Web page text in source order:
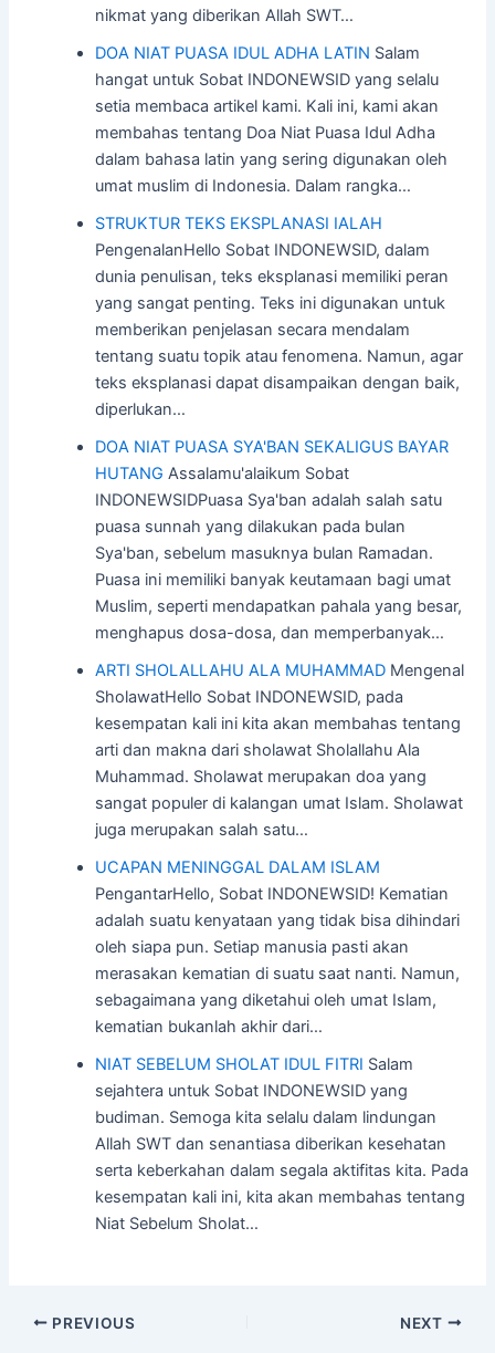
nikmat yang diberikan Allah SWT…
DOA NIAT PUASA IDUL ADHA LATIN Salam
hangat untuk Sobat INDONEWSID yang selalu
setia membaca artikel kami. Kali ini, kami akan
membahas tentang Doa Niat Puasa Idul Adha
dalam bahasa latin yang sering digunakan oleh
umat muslim di Indonesia. Dalam rangka…
STRUKTUR TEKS EKSPLANASI IALAH
PengenalanHello Sobat INDONEWSID, dalam
dunia penulisan, teks eksplanasi memiliki peran
yang sangat penting. Teks ini digunakan untuk
memberikan penjelasan secara mendalam
tentang suatu topik atau fenomena. Namun, agar
teks eksplanasi dapat disampaikan dengan baik,
diperlukan…
DOA NIAT PUASA SYA'BAN SEKALIGUS BAYAR
HUTANG Assalamu'alaikum Sobat
INDONEWSIDPuasa Sya'ban adalah salah satu
puasa sunnah yang dilakukan pada bulan
Sya'ban, sebelum masuknya bulan Ramadan.
Puasa ini memiliki banyak keutamaan bagi umat
Muslim, seperti mendapatkan pahala yang besar,
menghapus dosa-dosa, dan memperbanyak…
ARTI SHOLALLAHU ALA MUHAMMAD Mengenal
SholawatHello Sobat INDONEWSID, pada
kesempatan kali ini kita akan membahas tentang
arti dan makna dari sholawat Sholallahu Ala
Muhammad. Sholawat merupakan doa yang
sangat populer di kalangan umat Islam. Sholawat
juga merupakan salah satu…
UCAPAN MENINGGAL DALAM ISLAM
PengantarHello, Sobat INDONEWSID! Kematian
adalah suatu kenyataan yang tidak bisa dihindari
oleh siapa pun. Setiap manusia pasti akan
merasakan kematian di suatu saat nanti. Namun,
sebagaimana yang diketahui oleh umat Islam,
kematian bukanlah akhir dari…
NIAT SEBELUM SHOLAT IDUL FITRI Salam
sejahtera untuk Sobat INDONEWSID yang
budiman. Semoga kita selalu dalam lindungan
Allah SWT dan senantiasa diberikan kesehatan
serta keberkahan dalam segala aktifitas kita. Pada
kesempatan kali ini, kita akan membahas tentang
Niat Sebelum Sholat…
Post
PREVIOUS NEXT